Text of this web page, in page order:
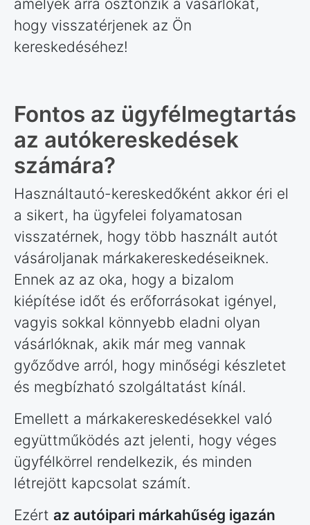
amelyek arra ösztönzik a vásárlókat,
hogy visszatérjenek az Ön
kereskedéséhez!
Fontos az ügyfélmegtartás
az autókereskedések
számára?
Használtautó-kereskedőként akkor éri el
a sikert, ha ügyfelei folyamatosan
visszatérnek, hogy több használt autót
vásároljanak márkakereskedéseiknek.
Ennek az az oka, hogy a bizalom
kiépítése időt és erőforrásokat igényel,
vagyis sokkal könnyebb eladni olyan
vásárlóknak, akik már meg vannak
győződve arról, hogy minőségi készletet
és megbízható szolgáltatást kínál.
Emellett a márkakereskedésekkel való
együttműködés azt jelenti, hogy véges
ügyfélkörrel rendelkezik, és minden
létrejött kapcsolat számít.
Ezért az autóipari márkahűség igazán